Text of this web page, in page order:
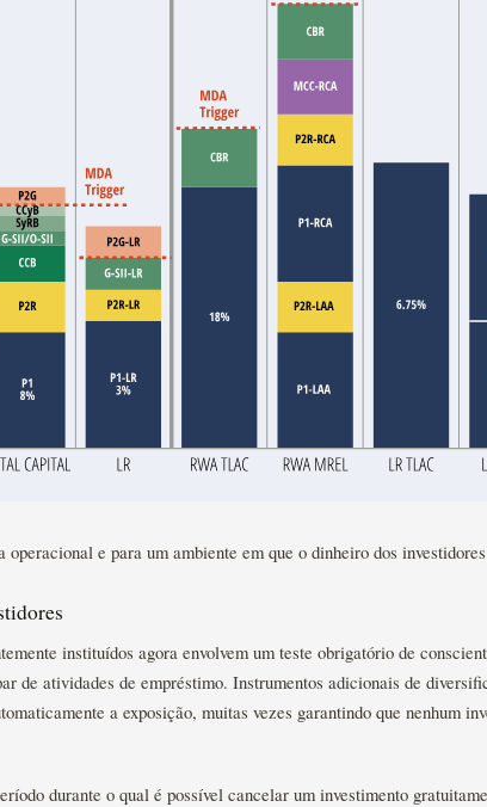
e para um ambiente em que o dinheiro dos
instituídos agora envolvem um teste obrigatório de
de atividades de empréstimo. Instrumentos adicionais de
a exposição, muitas vezes garantindo que nenhum
durante o qual é possível cancelar um investimento